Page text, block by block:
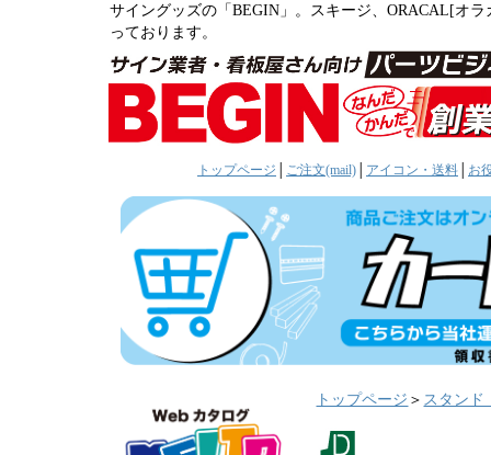
サイングッズの「BEGIN」。スキージ、ORACAL[オ
っております。
トップページ ご注文(mail) アイコン・送料 お
トップページ ＞ スタンド